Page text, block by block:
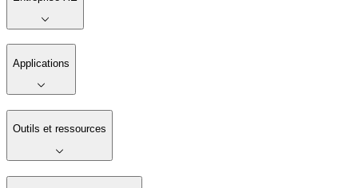
Applications
Outils et ressources